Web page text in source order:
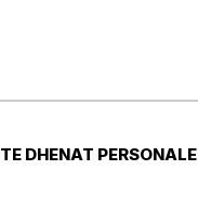
TE DHENAT PERSONALE